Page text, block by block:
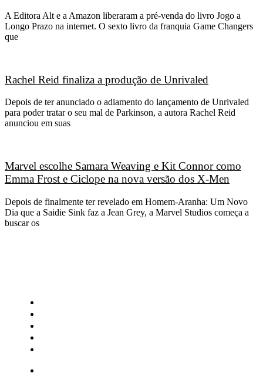
A Editora Alt e a Amazon liberaram a pré-venda do livro Jogo a
Longo Prazo na internet. O sexto livro da franquia Game Changers
que
Rachel Reid finaliza a produção de Unrivaled
Depois de ter anunciado o adiamento do lançamento de Unrivaled
para poder tratar o seu mal de Parkinson, a autora Rachel Reid
anunciou em suas
Marvel escolhe Samara Weaving e Kit Connor como
Emma Frost e Ciclope na nova versão dos X-Men
Depois de finalmente ter revelado em Homem-Aranha: Um Novo
Dia que a Saidie Sink faz a Jean Grey, a Marvel Studios começa a
buscar os